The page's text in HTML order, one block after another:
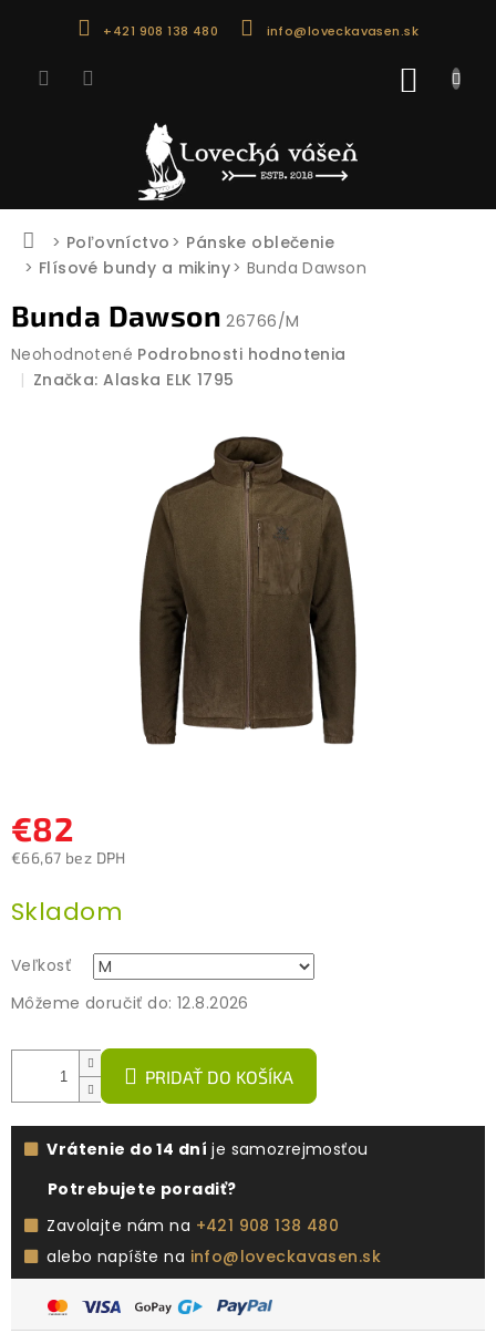
+421 908 138 480 info@loveckavasen.sk
Domov
Poľovníctvo
Pánske oblečenie
Flísové bundy a mikiny
Bunda Dawson
Bunda Dawson 26766/M
Priemerné
hodnotenie
Neohodnotené Podrobnosti hodnotenia
Značka:Alaska ELK 1795
€82
€66,67 bez DPH
cena:
Skladom
Veľkosť
Môžeme doručiť do: 12.8.2026
PRIDAŤ DO KOŠÍKA
Vrátenie do 14 dní je samozrejmosťou
Potrebujete poradiť?
Zavolajte nám na +421 908 138 480
alebo napíšte na info@loveckavasen.sk